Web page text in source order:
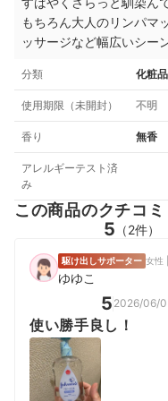
もちろん大人のリンパマ
ッサージなど幅広いシー
分類 化粧品
使用期限（未開封） 不明
香り 無香
アレルギーテスト済
み
この商品のクチコミ
5 （2件）
駆け出しサポーター 女性
ゆゆこ
5 2026/06/
使い勝手良し！